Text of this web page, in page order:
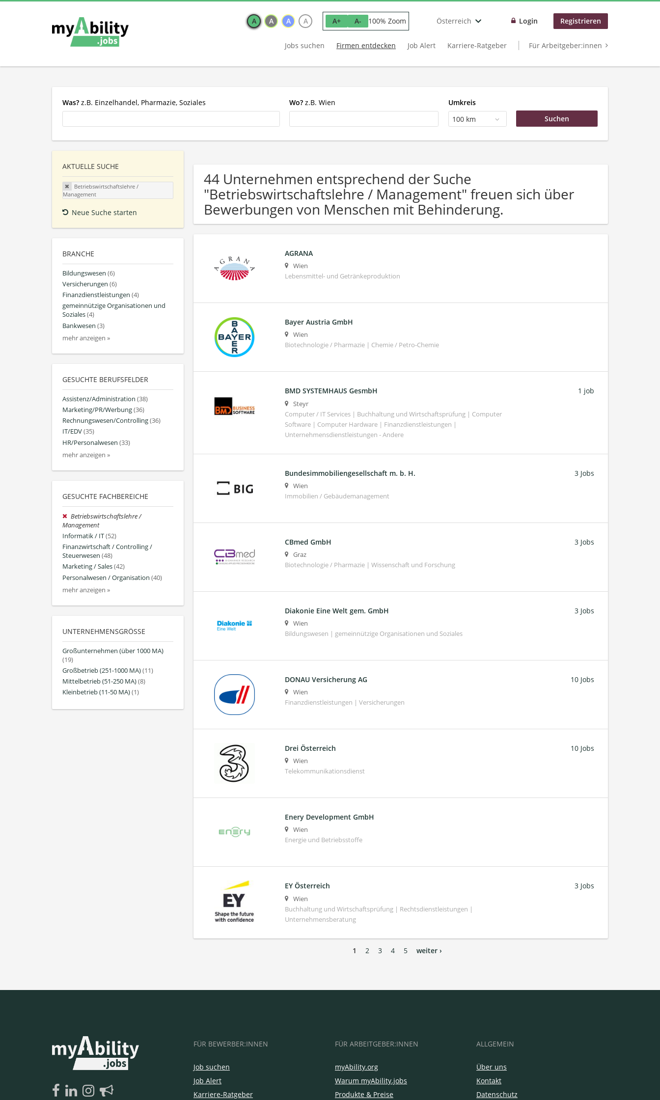
A A A A A+ A- 100% Zoom Österreich Login Registrieren
Jobs suchen Firmen entdecken Job Alert Karriere-Ratgeber Für Arbeitgeber:innen
Was? z.B. Einzelhandel, Pharmazie, Soziales Wo? z.B. Wien
Umkreis
100 km
AKTUELLE SUCHE
Betriebswirtschaftslehre /
Management
Neue Suche starten
BRANCHE
Bildungswesen (6)
Versicherungen (6)
Finanzdienstleistungen (4)
gemeinnützige Organisationen und
Soziales(4)
Bankwesen (3)
mehr anzeigen »
GESUCHTE BERUFSFELDER
Assistenz/Administration (38)
Marketing/PR/Werbung(36)
Rechnungswesen/Controlling(36)
IT/EDV(35)
HR/Personalwesen (33)
mehr anzeigen »
GESUCHTE FACHBEREICHE
Betriebswirtschaftslehre /
Management
Informatik / IT(52)
Finanzwirtschaft / Controlling /
Steuerwesen (48)
Marketing / Sales(42)
Personalwesen / Organisation (40)
mehr anzeigen »
UNTERNEHMENSGRÖSSE
Großunternehmen (über 1000 MA)
(19)
Großbetrieb (251-1000 MA)(11)
Mittelbetrieb (51-250 MA)(8)
Kleinbetrieb (11-50 MA)(1)
44 Unternehmen entsprechend der Suche
"Betriebswirtschaftslehre / Management" freuen sich über
Bewerbungen von Menschen mit Behinderung.
AGRANA
Wien
Lebensmittel- und Getränkeproduktion
Bayer Austria GmbH
Wien
Biotechnologie / Pharmazie | Chemie / Petro-Chemie
BMD SYSTEMHAUS GesmbH
Steyr
Computer / IT Services | Buchhaltung und Wirtschaftsprüfung | Computer
Software | Computer Hardware | Finanzdienstleistungen |
Unternehmensdienstleistungen - Andere
1 job
Bundesimmobiliengesellschaft m. b. H.
Wien
Immobilien / Gebäudemanagement
3 Jobs
CBmed GmbH
Graz
Biotechnologie / Pharmazie | Wissenschaft und Forschung
3 Jobs
Diakonie Eine Welt gem. GmbH
Wien
Bildungswesen | gemeinnützige Organisationen und Soziales
3 Jobs
DONAU Versicherung AG
Wien
Finanzdienstleistungen | Versicherungen
10 Jobs
Drei Österreich
Wien
Telekommunikationsdienst
10 Jobs
Enery Development GmbH
Wien
Energie und Betriebsstoffe
EY Österreich
Wien
Buchhaltung und Wirtschaftsprüfung | Rechtsdienstleistungen |
Unternehmensberatung
3 Jobs
1 2 3 4 5 weiter ›
FÜR BEWERBER:INNEN
Job suchen
Job Alert
Karriere-Ratgeber
FÜR ARBEITGEBER:INNEN
myAbility.org
Warum myAbility.jobs
Produkte & Preise
ALLGEMEIN
Über uns
Kontakt
Datenschutz